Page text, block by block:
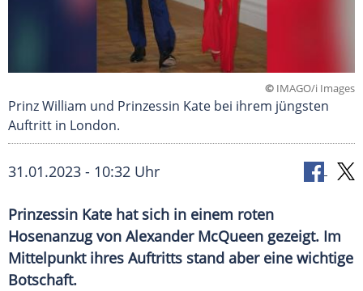
© IMAGO/i Images
Prinz William und Prinzessin Kate bei ihrem jüngsten
Auftritt in London.
31.01.2023 - 10:32 Uhr
Prinzessin Kate hat sich in einem roten
Hosenanzug von Alexander McQueen gezeigt. Im
Mittelpunkt ihres Auftritts stand aber eine wichtige
Botschaft.